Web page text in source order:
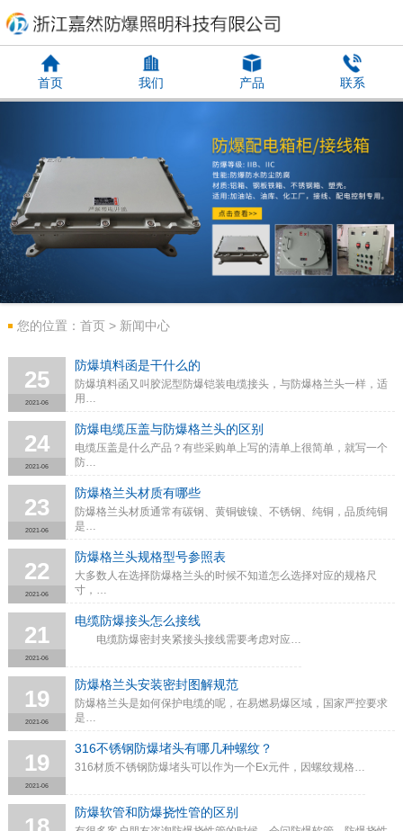
首页 我们 产品 联系
您的位置： 首页> 新闻中心
25
2021-06
防爆填料函是干什么的
防爆填料函又叫胶泥型防爆铠装电缆接头，与防爆格兰头一样，适
用…
24
2021-06
防爆电缆压盖与防爆格兰头的区别
电缆压盖是什么产品？有些采购单上写的清单上很简单，就写一个
防…
23
2021-06
防爆格兰头材质有哪些
防爆格兰头材质通常有碳钢、黄铜镀镍、不锈钢、纯铜，品质纯铜
是…
22
2021-06
防爆格兰头规格型号参照表
大多数人在选择防爆格兰头的时候不知道怎么选择对应的规格尺
寸，…
21
2021-06
电缆防爆接头怎么接线
电缆防爆密封夹紧接头接线需要考虑对应…
19
2021-06
防爆格兰头安装密封图解规范
防爆格兰头是如何保护电缆的呢，在易燃易爆区域，国家严控要求
是…
19
2021-06
316不锈钢防爆堵头有哪几种螺纹？
316材质不锈钢防爆堵头可以作为一个Ex元件，因螺纹规格…
防爆软管和防爆挠性管的区别